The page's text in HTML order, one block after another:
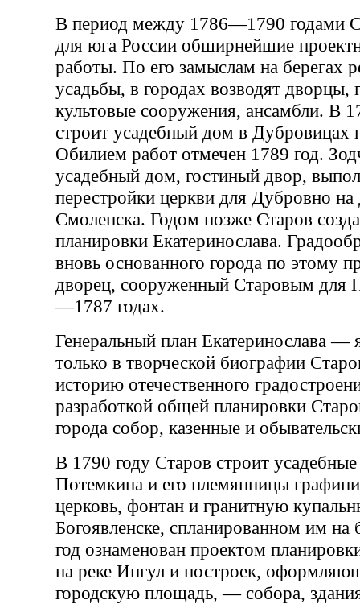
В период между 1786—1790 годами
для юга России обширнейшие
работы. По его замыслам на берегах
усадьбы, в городах возводят дворцы,
культовые сооружения, ансамбли. В
строит усадебный дом в Дубровицах
Обилием работ отмечен 1789 год.
усадебный дом, гостиный двор,
перестройки церкви для Дубровно на
Смоленска. Годом позже Старов
планировки Екатеринослава.
вновь основанного города по этому
дворец, сооруженный Старовым для
—1787 годах.
Генеральный план Екатеринослава —
только в творческой биографии
историю отечественного
разработкой общей планировки
города собор, казенные и
В 1790 году Старов строит
Потемкина и его племянницы
церковь, фонтан и гранитную
Богоявленске, спланированном им на
год ознаменован проектом
на реке Ингул и построек,
городскую площадь, — собора,